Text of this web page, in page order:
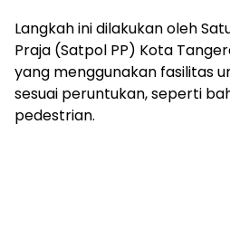
Langkah ini dilakukan oleh
Praja (Satpol PP) Kota
yang menggunakan fasilitas
sesuai peruntukan, seperti
pedestrian.